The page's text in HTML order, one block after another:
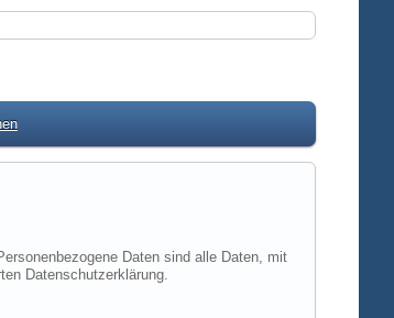
Daten sind alle Daten, mit
Datenschutzerklärung.